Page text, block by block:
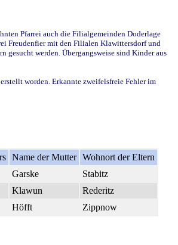
Pfarrei auch die Filialgemeinden Doderlage
Freudenfier mit den Filialen Klawittersdorf und
werden. Übergangsweise sind Kinder aus
worden. Erkannte zweifelsfreie Fehler im
Name der Mutter Wohnort der Eltern
Garske
Stabitz
Klawun
Rederitz
Höfft Zippnow